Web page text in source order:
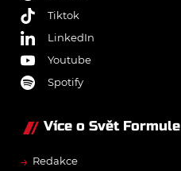
Tiktok
LinkedIn
Youtube
Spotify
Více o Svět Formule
→ Redakce